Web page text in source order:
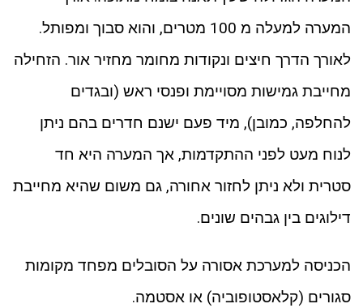
המערה למעלה מ 100 מטרים, והוא סבוך ומפותל.
לאורך הדרך חיצים ונקודות מחומר מחזיר אור. הזחילה
מחייבת גמישות מסויימת ופנסי ראש (ובגדים
להחלפה, כמובן), מיד פעם ישנם חדרים בהם ניתן
לנוח מעט לפני ההתקדמות, אך המערה היא חד
סטרית ולא ניתן לחזור אחורה, גם משום שהיא מחייבת
דילוגים בין גבהים שונים.
הכניסה למערכת אסורה על הסובלים מפחד מקומות
סגורים (קלאסטופוביה) או אסטמה.